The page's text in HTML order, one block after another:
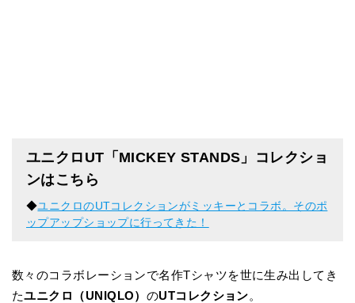
ユニクロUT「MICKEY STANDS」コレクショ
ンはこちら
◆ユニクロのUTコレクションがミッキーとコラボ。そのポ
ップアップショップに行ってきた！
数々のコラボレーションで名作Tシャツを世に生み出してき
たユニクロ（UNIQLO） のUTコレクション。